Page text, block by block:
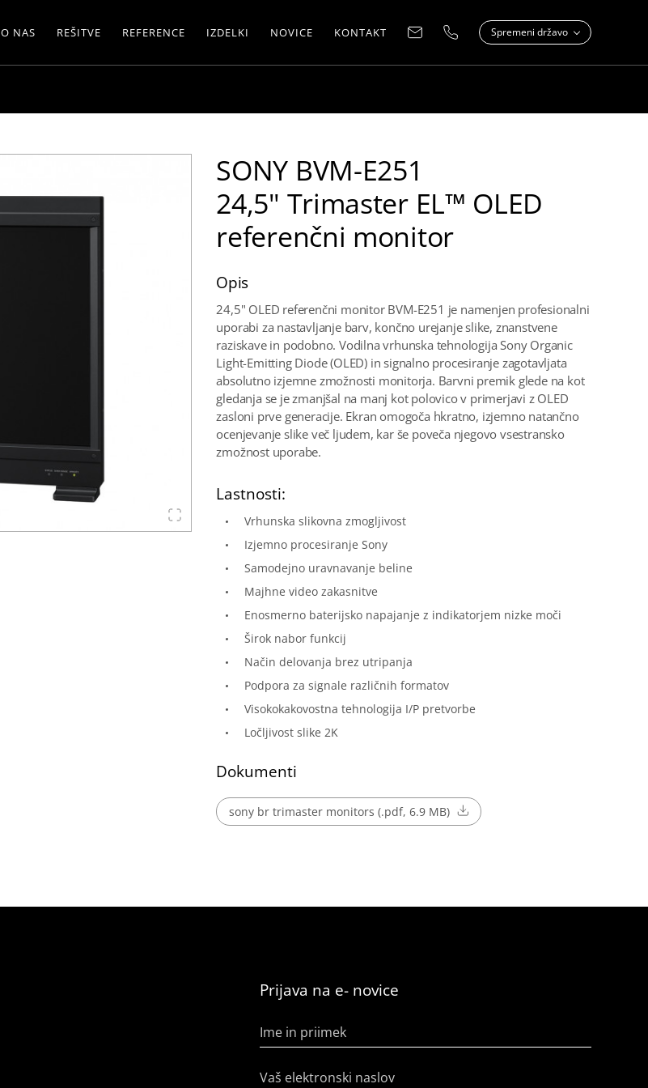
O NAS REŠITVE REFERENCE IZDELKI NOVICE KONTAKT Spremeni državo
SONY BVM-E251
24,5" Trimaster EL™ OLED
referenčni monitor
Opis
24,5" OLED referenčni monitor BVM-E251 je namenjen profesionalni
uporabi za nastavljanje barv, končno urejanje slike, znanstvene
raziskave in podobno. Vodilna vrhunska tehnologija Sony Organic
Light-Emitting Diode (OLED) in signalno procesiranje zagotavljata
absolutno izjemne zmožnosti monitorja. Barvni premik glede na kot
gledanja se je zmanjšal na manj kot polovico v primerjavi z OLED
zasloni prve generacije. Ekran omogoča hkratno, izjemno natančno
ocenjevanje slike več ljudem, kar še poveča njegovo vsestransko
zmožnost uporabe.
Lastnosti:
Vrhunska slikovna zmogljivost
Izjemno procesiranje Sony
Samodejno uravnavanje beline
Majhne video zakasnitve
Enosmerno baterijsko napajanje z indikatorjem nizke moči
Širok nabor funkcij
Način delovanja brez utripanja
Podpora za signale različnih formatov
Visokokakovostna tehnologija I/P pretvorbe
Ločljivost slike 2K
Dokumenti
sony br trimaster monitors (.pdf, 6.9 MB)
Prijava na e- novice
Ime in priimek
Vaš elektronski naslov